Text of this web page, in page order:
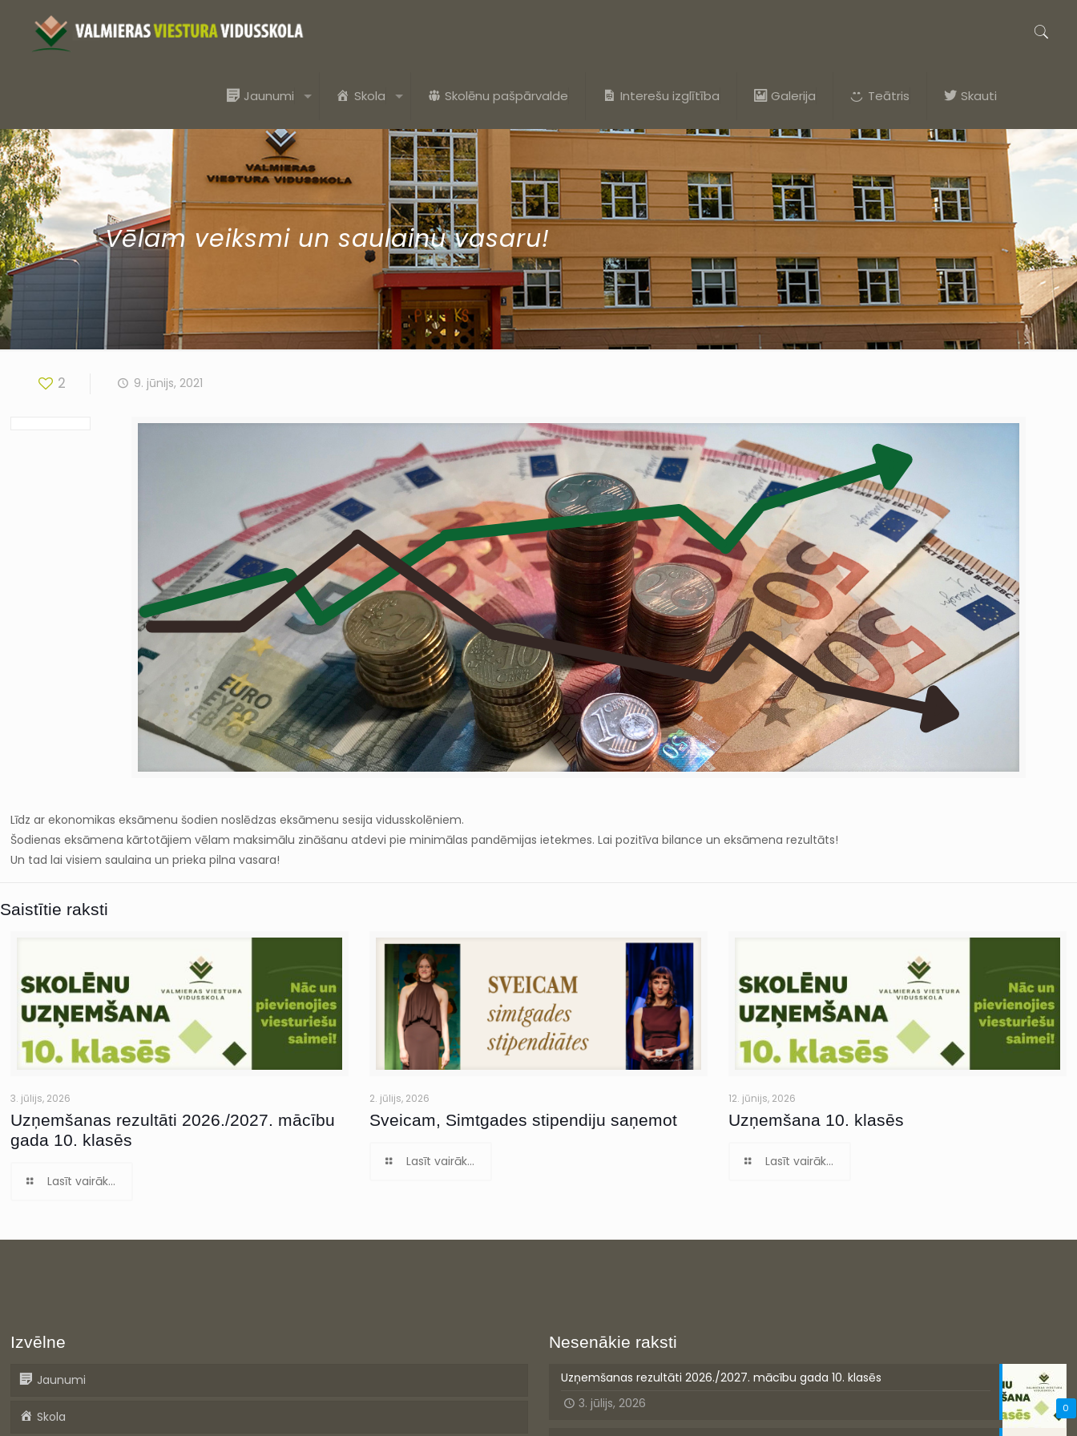
Jaunumi Skola Skolēnu pašpārvalde Interešu izglītība Galerija Teātris Skauti
Vēlam veiksmi un saulainu vasaru!
2 9. jūnijs, 2021
Līdz ar ekonomikas eksāmenu šodien noslēdzas eksāmenu sesija vidusskolēniem.
Šodienas eksāmena kārtotājiem vēlam maksimālu zināšanu atdevi pie minimālas pandēmijas ietekmes. Lai pozitīva bilance un eksāmena rezultāts!
Un tad lai visiem saulaina un prieka pilna vasara!
Saistītie raksti
3. jūlijs, 2026
Uzņemšanas rezultāti 2026./2027. mācību
gada 10. klasēs
Lasīt vairāk...
2. jūlijs, 2026
Sveicam, Simtgades stipendiju saņemot
Lasīt vairāk...
12. jūnijs, 2026
Uzņemšana 10. klasēs
Lasīt vairāk...
Izvēlne
Jaunumi
Skola
Nesenākie raksti
0
Uzņemšanas rezultāti 2026./2027. mācību gada 10. klasēs
3. jūlijs, 2026